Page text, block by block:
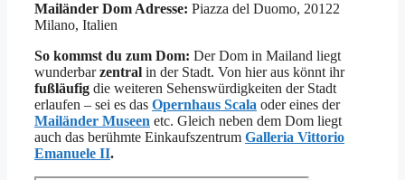
Mailänder Dom Adresse: Piazza del Duomo, 20122
Milano, Italien
So kommst du zum Dom: Der Dom in Mailand liegt
wunderbarzentral in der Stadt. Von hier aus könnt ihr
fußläufig die weiteren Sehenswürdigkeiten der Stadt
erlaufen – sei es das Opernhaus Scala oder eines der
Mailänder Museen etc. Gleich neben dem Dom liegt
auch das berühmte Einkaufszentrum Galleria Vittorio
Emanuele II.